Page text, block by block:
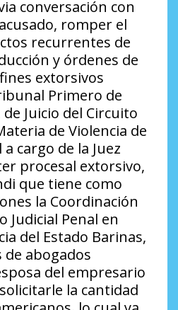
conversación con
romper el
recurrentes de
y órdenes de
extorsivos
Primero de
Juicio del Circuito
de Violencia de
cargo de la Juez
procesal extorsivo,
que tiene como
la Coordinación
Judicial Penal en
del Estado Barinas,
de abogados
del empresario
la cantidad